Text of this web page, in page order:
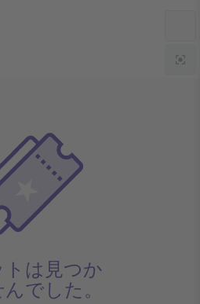
は見つか
でした。